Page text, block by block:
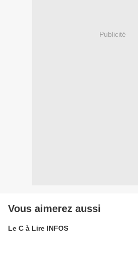
Publicité
Vous aimerez aussi
Le C à Lire INFOS